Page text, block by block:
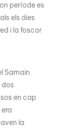
període es
els dies
i la foscor
Samain
dos
en cap
la